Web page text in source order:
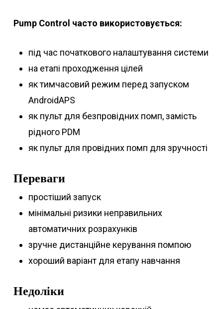
Pump Control часто використовується:
під час початкового налаштування системи
на етапі проходження цілей
як тимчасовий режим перед запуском
AndroidAPS
як пульт для безпровідних помп, замість
рідного PDM
як пульт для провідних помп для зручності
Переваги
простіший запуск
мінімальні ризики неправильних
автоматичних розрахунків
зручне дистанційне керування помпою
хороший варіант для етапу навчання
Недоліки